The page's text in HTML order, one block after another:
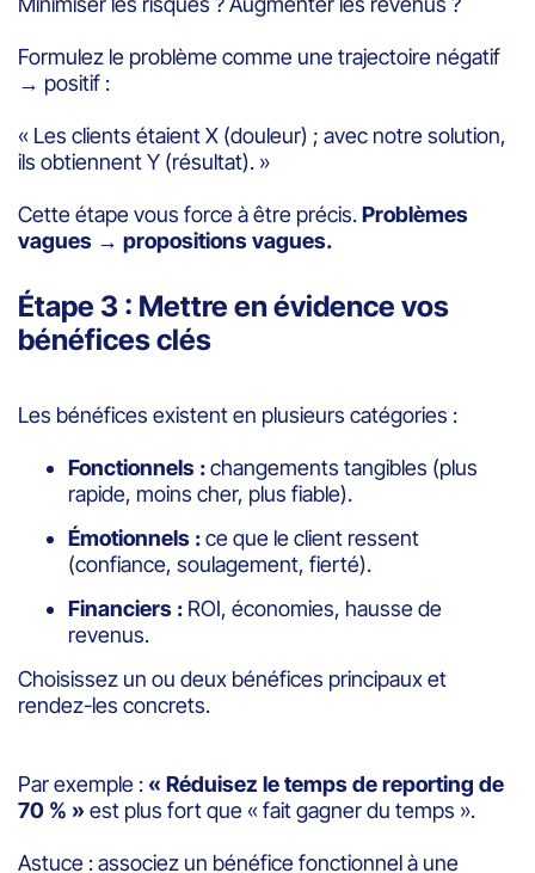
Formulez le problème comme une trajectoire négatif
→ positif :
« Les clients étaient X (douleur) ; avec notre solution,
ils obtiennent Y (résultat). »
Cette étape vous force à être précis.Problèmes
vagues → propositions vagues.
Étape 3 : Mettre en évidence vos
bénéfices clés
Les bénéfices existent en plusieurs catégories :
Fonctionnels :changements tangibles (plus
rapide, moins cher, plus fiable).
Émotionnels :ce que le client ressent
(confiance, soulagement, fierté).
Financiers : ROI, économies, hausse de
revenus.
Choisissez un ou deux bénéfices principaux et
rendez-les concrets.
Par exemple :« Réduisez le temps de reporting de
70 % » est plus fort que « fait gagner du temps ».
Astuce : associez un bénéfice fonctionnel à une